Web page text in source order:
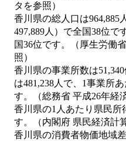
タを参照）
香川県の総人口は964,885
497,889人）で全国38位で
国36位です。（厚生労働
照）
香川県の事業所数は
は481,238人で、1事業所
す。（総務省 平成26年経
香川県の1人あたり県民所
す。（内閣府 県民経済計
香川県の消費者物価地域